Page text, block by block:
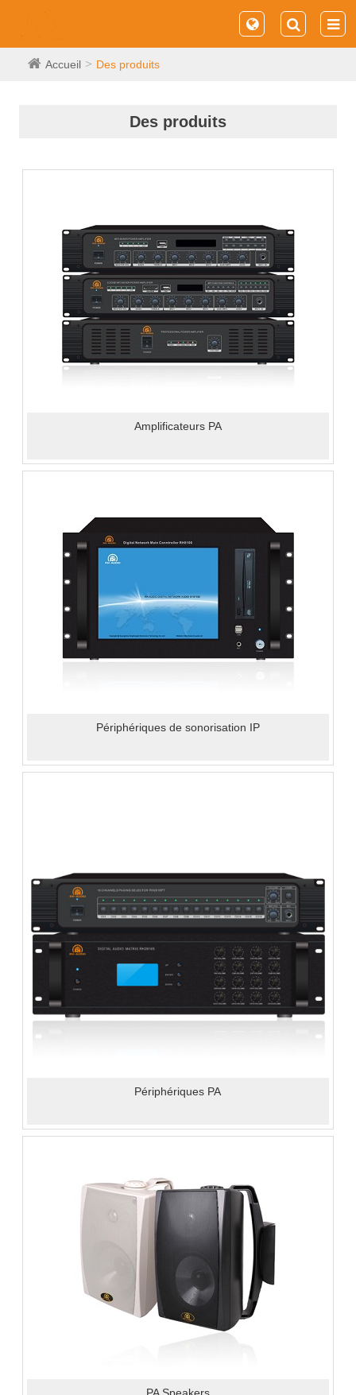
Accueil Des produits
Des produits
Amplificateurs PA
Périphériques de sonorisation IP
Périphériques PA